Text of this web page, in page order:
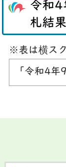
令和4
札結
※表は横ス
「令和4